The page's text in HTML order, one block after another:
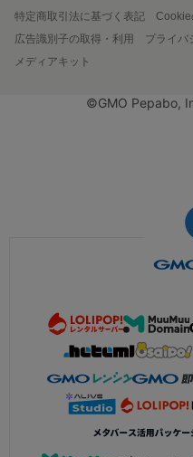
特定商取引法に基づく表記
Cookie
広告識別子の取得・利用
プライバ
メディアキット
©GMO Pepabo,